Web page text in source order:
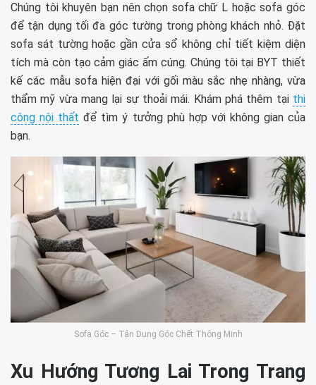
Chúng tôi khuyên bạn nên chọn sofa chữ L hoặc sofa góc
để tận dụng tối đa góc tường trong phòng khách nhỏ. Đặt
sofa sát tường hoặc gần cửa sổ không chỉ tiết kiệm diện
tích mà còn tạo cảm giác ấm cúng. Chúng tôi tại BYT thiết
kế các mẫu sofa hiện đại với gối màu sắc nhẹ nhàng, vừa
thẩm mỹ vừa mang lại sự thoải mái. Khám phá thêm tại thi
công nội thất để tìm ý tưởng phù hợp với không gian của
bạn.
Sofa Góc – Tận Dụng Góc Chết Thông Minh
Xu Hướng Tương Lai Trong Trang